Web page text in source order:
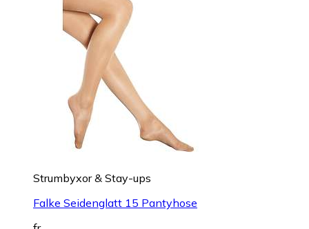
Strumbyxor & Stay-ups
Falke Seidenglatt 15 Pantyhose